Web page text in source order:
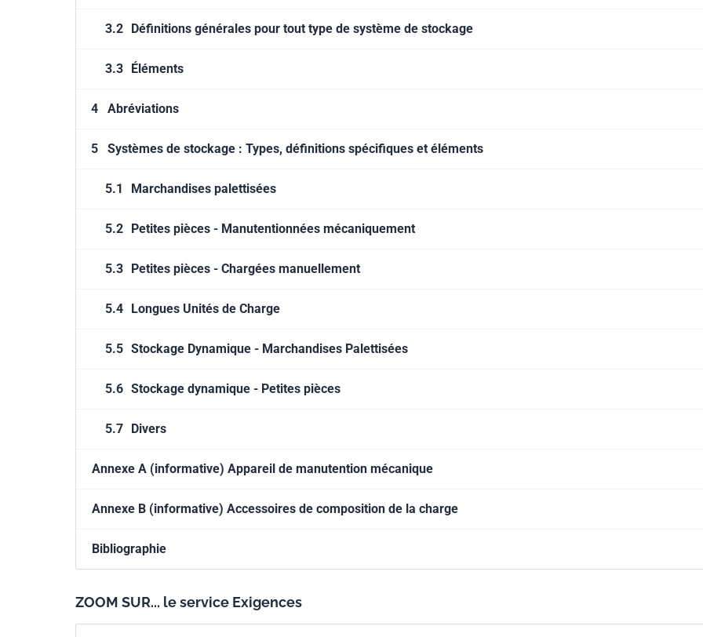
3.2 Définitions générales pour tout type de système de stockage
3.3 Éléments
4 Abréviations
5 Systèmes de stockage : Types, définitions spécifiques et éléments
5.1 Marchandises palettisées
5.2 Petites pièces - Manutentionnées mécaniquement
5.3 Petites pièces - Chargées manuellement
5.4 Longues Unités de Charge
5.5 Stockage Dynamique - Marchandises Palettisées
5.6 Stockage dynamique - Petites pièces
5.7 Divers
Annexe A (informative) Appareil de manutention mécanique
Annexe B (informative) Accessoires de composition de la charge
Bibliographie
ZOOM SUR... le service Exigences